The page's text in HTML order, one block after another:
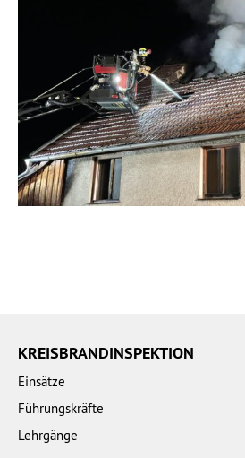
KREISBRANDINSPEKTION
Einsätze
Führungskräfte
Lehrgänge